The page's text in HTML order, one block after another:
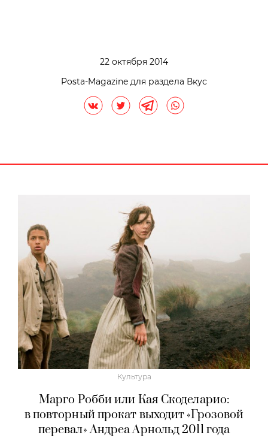
22 октября 2014
Posta-Magazine для раздела Вкус
Культура
Марго Робби или Кая Скоделарио:
в повторный прокат выходит «Грозовой
перевал» Андреа Арнольд 2011 года